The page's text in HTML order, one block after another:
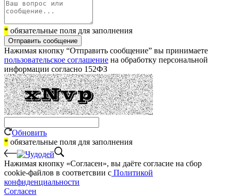
* обязательные поля для заполнения
Отправить сообщение
Нажимая кнопку “Отправить сообщение” вы принимаете
пользовательское соглашение на обработку персональной
информации согласно 152ФЗ
Обновить
* обязательные поля для заполнения
Нажимая кнопку «Согласен», вы даёте cогласие на сбор
cookie-файлов в соответсвии с Политикой
конфиденциальности
Согласен